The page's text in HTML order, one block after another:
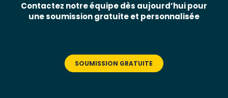
Contactez notre équipe dès aujourd’hui pour
une soumission gratuite et personnalisée
SOUMISSION GRATUITE